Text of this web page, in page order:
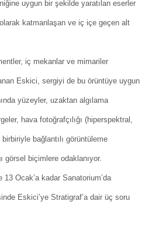
uygun bir şekilde yaratılan eserler
katmanlaşan ve iç içe geçen alt
iç mekanlar ve mimariler
Eskici, sergiyi de bu örüntüye uygun
yüzeyler, uzaktan algılama
hava fotoğrafçılığı (hiperspektral,
bağlantılı görüntüleme
görsel biçimlere odaklanıyor.
Ocak’a kadar Sanatorium’da
Eskici’ye Stratigraf’a dair üç soru